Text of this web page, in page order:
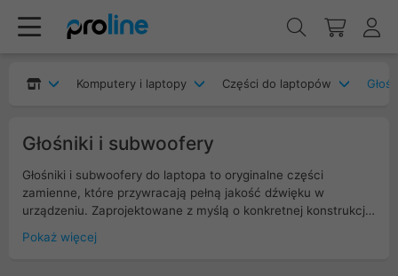
Komputery i laptopy Części do laptopów
Głośniki i subwoofery
Głośniki i subwoofery do laptopa to oryginalne części
zamienne, które przywracają pełną jakość dźwięku w
urządzeniu. Zaprojektowane z myślą o konkretnej konstrukcji
co jest niezbędne przy wideokonferencjach, oglądaniu filmów
Pokaż więcej